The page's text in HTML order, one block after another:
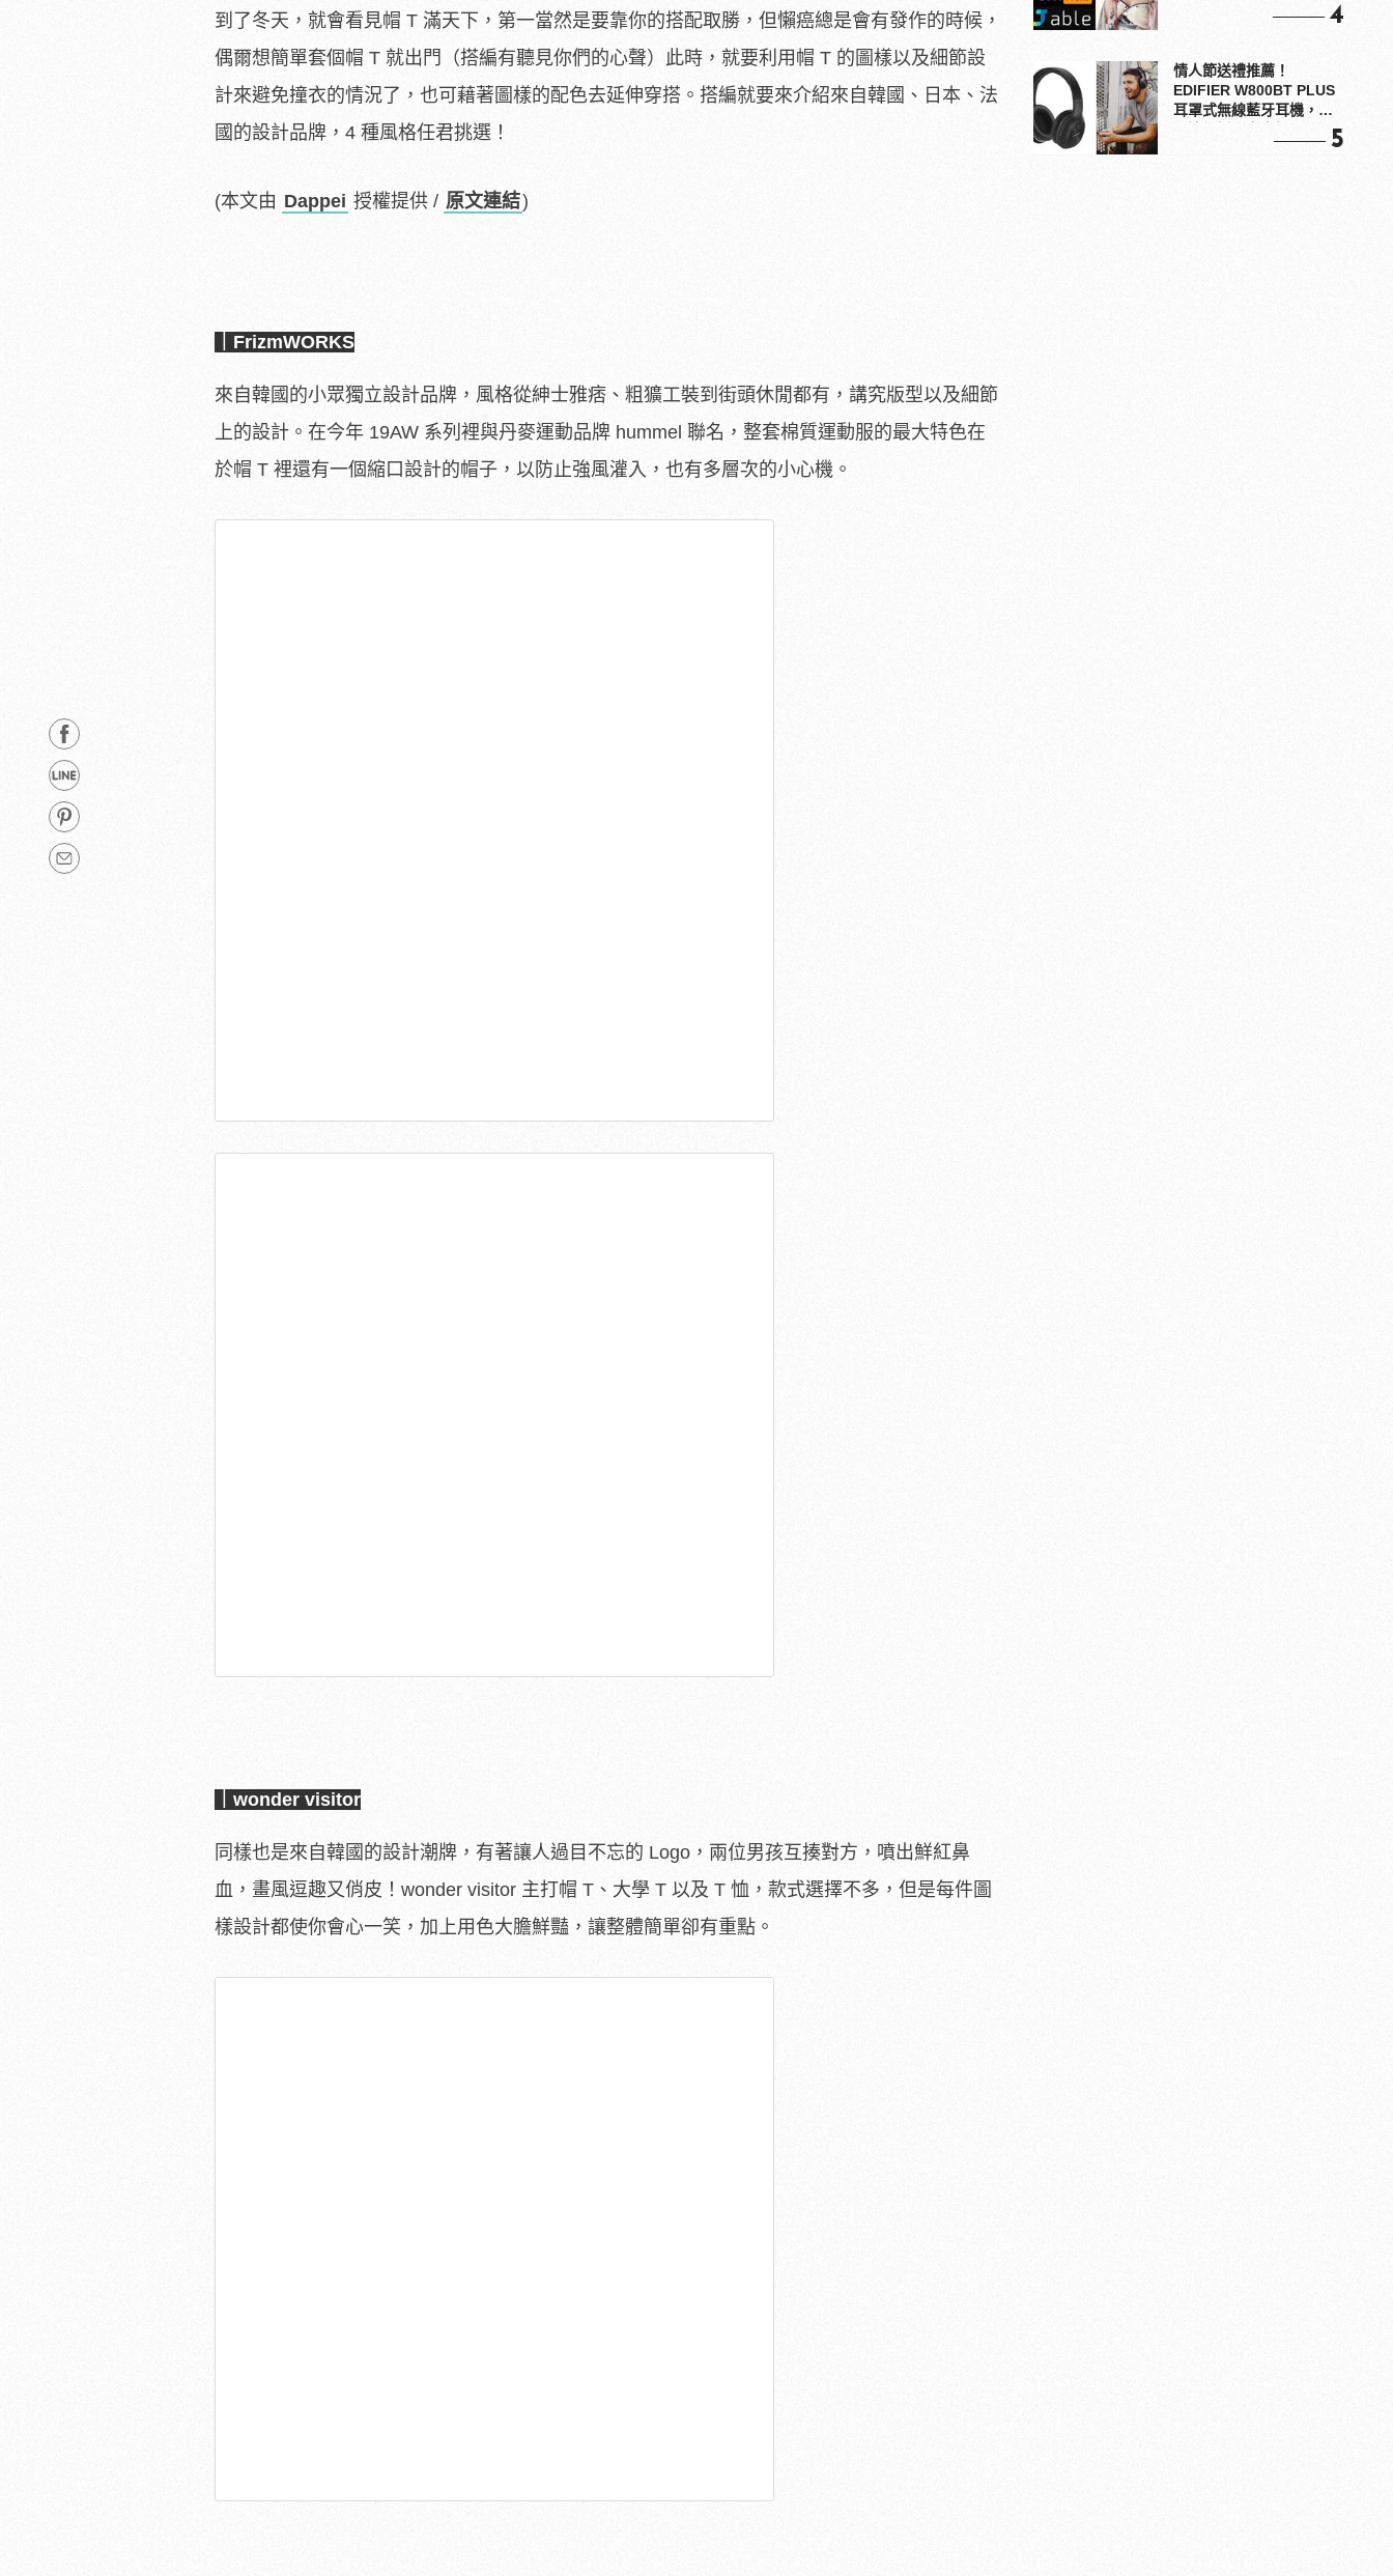
到了冬天，就會看見帽 T 滿天下，第一當然是要靠你的搭配取勝，但懶癌總是會有發作的時候，
偶爾想簡單套個帽 T 就出門（搭編有聽見你們的心聲）此時，就要利用帽 T 的圖樣以及細節設
計來避免撞衣的情況了，也可藉著圖樣的配色去延伸穿搭。搭編就要來介紹來自韓國、日本、法
國的設計品牌，4 種風格任君挑選！
(本文由 Dappei 授權提供 / 原文連結)
｜FrizmWORKS
來自韓國的小眾獨立設計品牌，風格從紳士雅痞、粗獷工裝到街頭休閒都有，講究版型以及細節
上的設計。在今年 19AW 系列裡與丹麥運動品牌 hummel 聯名，整套棉質運動服的最大特色在
於帽 T 裡還有一個縮口設計的帽子，以防止強風灌入，也有多層次的小心機。
｜wonder visitor
同樣也是來自韓國的設計潮牌，有著讓人過目不忘的 Logo，兩位男孩互揍對方，噴出鮮紅鼻
血，畫風逗趣又俏皮！wonder visitor 主打帽 T、大學 T 以及 T 恤，款式選擇不多，但是每件圖
樣設計都使你會心一笑，加上用色大膽鮮豔，讓整體簡單卻有重點。
4
情人節送禮推薦！
EDIFIER W800BT PLUS
耳罩式無線藍牙耳機，在
5